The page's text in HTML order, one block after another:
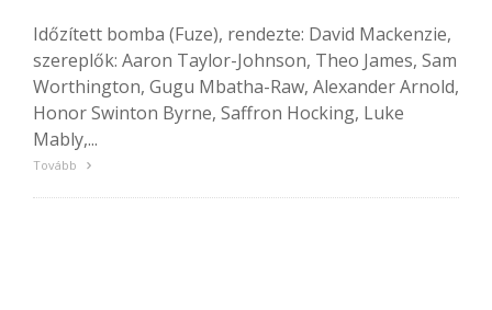
Időzített bomba (Fuze), rendezte: David Mackenzie,
szereplők: Aaron Taylor-Johnson, Theo James, Sam
Worthington, Gugu Mbatha-Raw, Alexander Arnold,
Honor Swinton Byrne, Saffron Hocking, Luke
Mably,...
Tovább